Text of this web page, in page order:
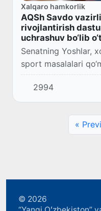
Xalqaro hamkorlik
AQSh Savdo
rivojlantirish
uchrashuv bo‘lib
Senatning Yoshlar,
sport masalalari
Kozixonova AQSh
huquqini
delegatsiy...
2994
«
© 2026